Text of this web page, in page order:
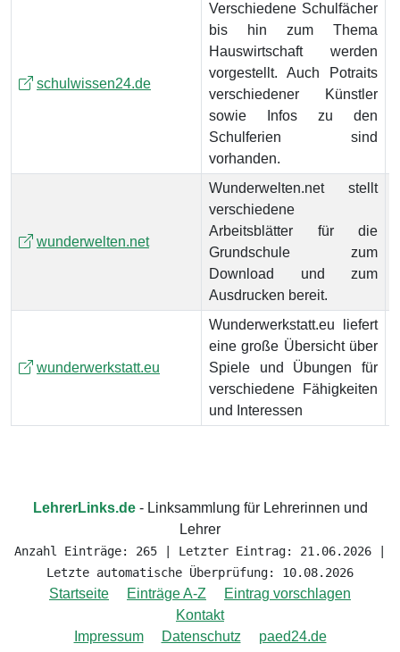
schulwissen24.de
Verschiedene Schulfächer
bis hin zum Thema
Hauswirtschaft werden
vorgestellt. Auch Potraits
verschiedener Künstler
sowie Infos zu den
Schulferien sind
vorhanden.
wunderwelten.net
Wunderwelten.net stellt
verschiedene
Arbeitsblätter für die
Grundschule zum
Download und zum
Ausdrucken bereit.
wunderwerkstatt.eu
Wunderwerkstatt.eu liefert
eine große Übersicht über
Spiele und Übungen für
verschiedene Fähigkeiten
und Interessen
LehrerLinks.de- Linksammlung für Lehrerinnen und
Lehrer
Anzahl Einträge: 265 | Letzter Eintrag: 21.06.2026 |
Letzte automatische Überprüfung: 10.08.2026
Startseite Einträge A-Z
Eintrag vorschlagen
Kontakt
Impressum
Datenschutz paed24.de